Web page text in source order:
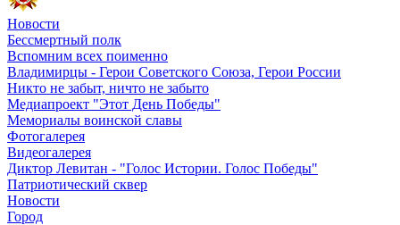
Новости
Бессмертный полк
Вспомним всех поименно
Владимирцы - Герои Советского Союза, Герои России
Никто не забыт, ничто не забыто
Медиапроект "Этот День Победы"
Мемориалы воинской славы
Фотогалерея
Видеогалерея
Диктор Левитан - "Голос Истории. Голос Победы"
Патриотический сквер
Новости
Город